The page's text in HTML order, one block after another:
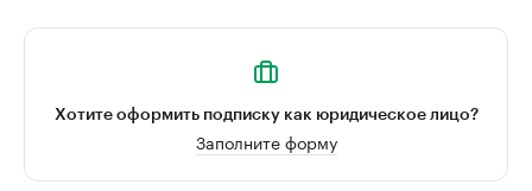
Хотите оформить подписку как юридическое лицо?
Заполните форму